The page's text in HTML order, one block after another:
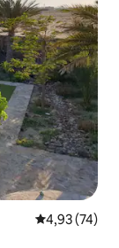
4,93 de uma
4,93 (74)